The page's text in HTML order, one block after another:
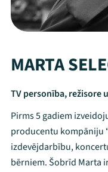
MARTA
TV personība, režisore
Pirms 5 gadiem
producentu kompāniju
izdevējdarbību,
bērniem. Šobrīd Marta